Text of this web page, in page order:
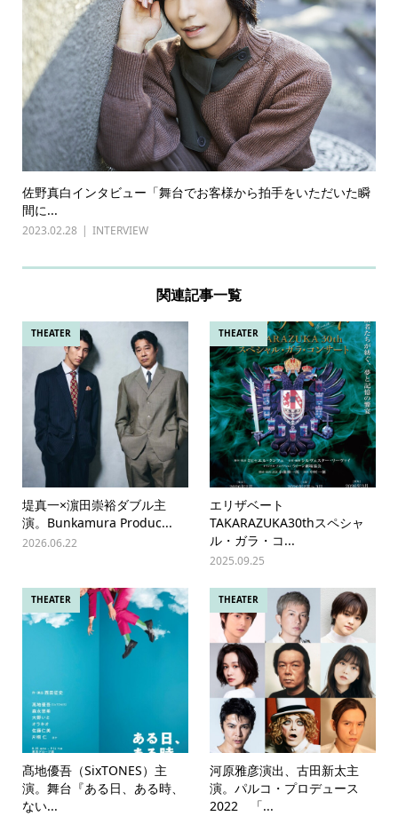
佐野真白インタビュー「舞台でお客様から拍手をいただいた瞬
間に...
2023.02.28 INTERVIEW
関連記事一覧
THEATER
堤真一×濵田崇裕ダブル主
演。Bunkamura Produc...
2026.06.22
THEATER
エリザベート
TAKARAZUKA30thスペシャ
ル・ガラ・コ...
2025.09.25
THEATER
髙地優吾（SixTONES）主
演。舞台『ある日、ある時、
ない...
THEATER
河原雅彦演出、古田新太主
演。パルコ・プロデュース
2022 「...